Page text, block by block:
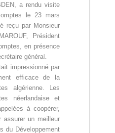
a rendu visite
le 23 mars
reçu par Monsieur
Président
en présence
général.
impressionné par
efficace de la
algérienne. Les
néerlandaise et
à coopérer,
assurer un meilleur
du Développement